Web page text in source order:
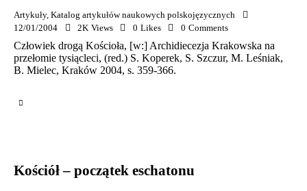
Artykuły, Katalog artykułów naukowych polskojęzycznych
12/01/2004
2K Views 0 Likes 0 Comments
Człowiek drogą Kościoła, [w:] Archidiecezja Krakowska na
przełomie tysiącleci, (red.) S. Koperek, S. Szczur, M. Leśniak,
B. Mielec, Kraków 2004, s. 359-366.
Kościół – początek eschatonu